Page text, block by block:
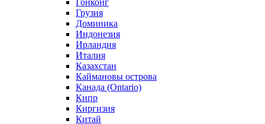
Гонконг
Грузия
Доминика
Индонезия
Ирландия
Италия
Казахстан
Каймановы острова
Канада (Ontario)
Кипр
Киргизия
Китай